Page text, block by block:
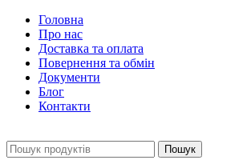
Головна
Про нас
Доставка та оплата
Повернення та обмін
Документи
Блог
Контакти
Пошук